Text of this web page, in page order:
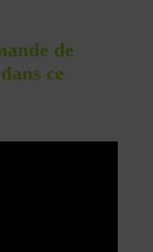
de
ce